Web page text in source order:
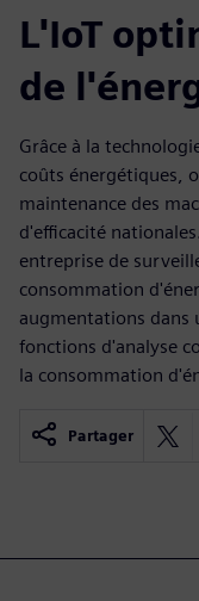
L'IoT
de
Grâce à la
coûts énergétiques,
maintenance des
d'efficacité
entreprise de
consommation
augmentations dans
fonctions d'analyse
la consommation
Partager